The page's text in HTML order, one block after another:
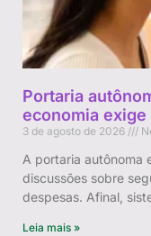
Portaria
economia
3 de agosto de 2026
A portaria autônoma
discussões sobre
despesas. Afinal,
Leia mais »